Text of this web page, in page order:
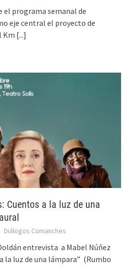
el programa semanal de
eje central el proyecto de
Km [...]
Cuentos a la luz de una
Diálogos Comanches
entrevista a Mabel Núñez
la luz de una lámpara” (Rumbo